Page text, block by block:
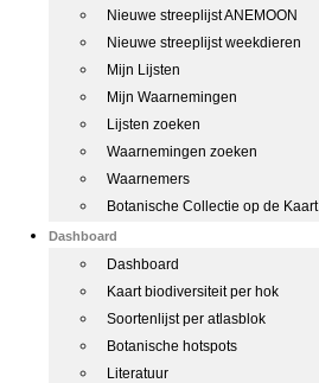
Nieuwe streeplijst ANEMOON
Nieuwe streeplijst weekdieren
Mijn Lijsten
Mijn Waarnemingen
Lijsten zoeken
Waarnemingen zoeken
Waarnemers
Botanische Collectie op de Kaart
Dashboard
Dashboard
Kaart biodiversiteit per hok
Soortenlijst per atlasblok
Botanische hotspots
Literatuur